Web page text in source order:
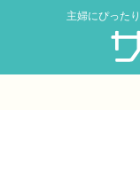
主婦にぴった